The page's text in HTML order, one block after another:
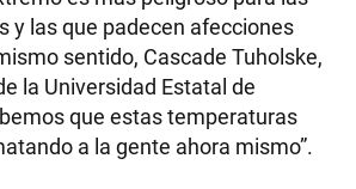
y las que padecen afecciones
sentido, Cascade Tuholske,
la Universidad Estatal de
que estas temperaturas
a la gente ahora mismo”.